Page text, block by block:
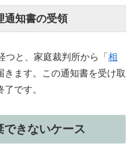
通知書の受領
つと、家庭裁判所から「 相
きます。この通知書を受け取
です。
きないケース